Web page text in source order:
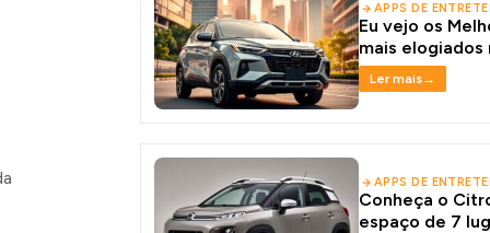
APPS DE
Eu vejo os
mais
Ler mais→
APPS DE
Conheça o
espaço de 7